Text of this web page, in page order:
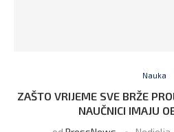
Nauka
ZAŠTO VRIJEME SVE BRŽE
NAUČNICI IMAJU